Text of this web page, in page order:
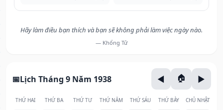
Hãy làm điều bạn thích và bạn sẽ không phải làm việc ngày nào.
— Khổng Tử
Lịch Tháng 9 Năm 1938
THỨ HAI THỨ BA THỨ TƯ THỨ NĂM THỨ SÁU THỨ BẢY CHỦ NHẬT